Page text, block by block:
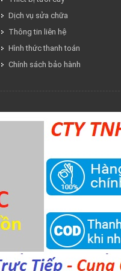
Dịch vụ sửa chữa
Thông tin liên hệ
Hình thức thanh toán
Chính sách bảo hành